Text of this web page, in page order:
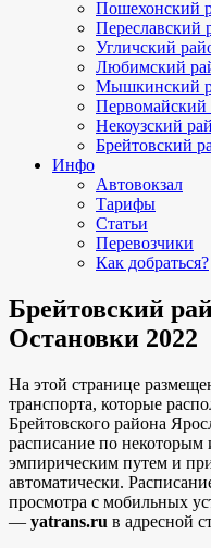
Пошехонский
Переславский
Угличский
Любимский
Мышкинский
Первомайский
Некоузский
Брейтовский
Инфо
Автовокзал
Тарифы
Статьи
Перевозчики
Как добраться?
Брейтовский
Остановки 2022
На этой странице
транспорта, которые
Брейтовского района
расписание по
эмпирическим путем и
автоматически.
просмотра с мобильных
— yatrans.ru в адресной